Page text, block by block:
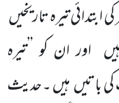
ابتدائی تیرہ تاریخیں
اور ان کو ’’تیرہ
باتیںہیں ۔حدیث